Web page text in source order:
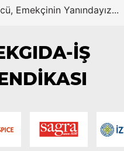
Emekçinin Yanındayız...
İŞ